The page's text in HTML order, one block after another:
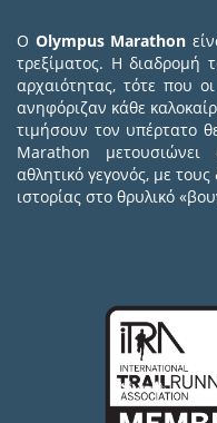
Ο Olympus Marathon
τρεξίματος. Η διαδρομή
αρχαιότητας, τότε που
ανηφόριζαν κάθε
τιμήσουν τον υπέρτατο
Marathon
αθλητικό γεγονός, με
ιστορίας στο θρυλικό